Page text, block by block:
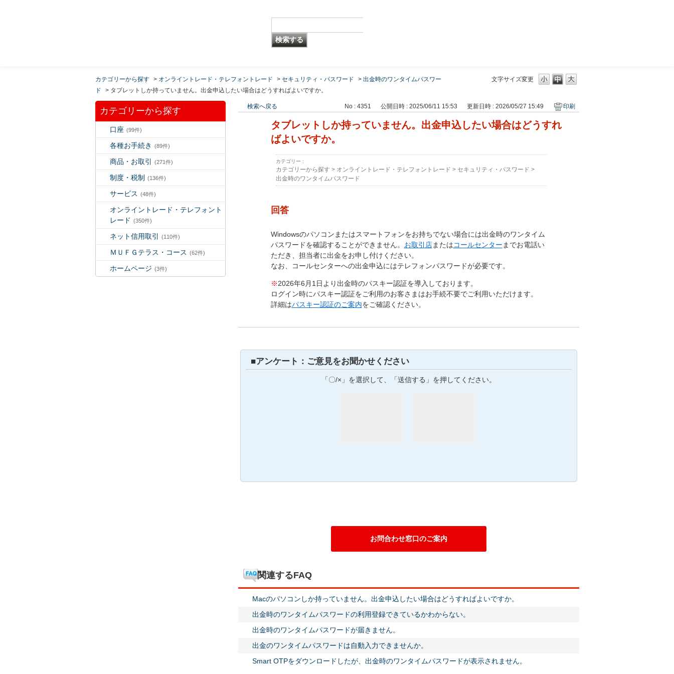
文字サイズ変更
カテゴリーから探す > オンライントレード・テレフォントレード > セキュリティ・パスワード > 出金時のワンタイムパスワー
ド
> タブレットしか持っていません。出金申込したい場合はどうすればよいですか。
カテゴリーから探す
口座 (99件)
各種お手続き (89件)
商品・お取引 (271件)
制度・税制 (136件)
サービス (48件)
オンライントレード・テレフォント
レード (350件)
ネット信用取引 (110件)
ＭＵＦＧテラス・コース (62件)
ホームページ (3件)
検索へ戻る No : 4351 公開日時 : 2025/06/11 15:53 更新日時 : 2026/05/27 15:49 印刷
タブレットしか持っていません。出金申込したい場合はどうすれ
ばよいですか。
カテゴリー :
カテゴリーから探す > オンライントレード・テレフォントレード > セキュリティ・パスワード >
出金時のワンタイムパスワード
回答
Windowsのパソコンまたはスマートフォンをお持ちでない場合には出金時のワンタイム
パスワードを確認することができません。 お取引店またはコールセンター までお電話い
ただき、担当者に出金をお申し付けください。
なお、コールセンターへの出金申込にはテレフォンパスワードが必要です。
※2026年6月1日より出金時のパスキー認証を導入しております。
ログイン時にパスキー認証をご利用のお客さまはお手続不要でご利用いただけます。
詳細はパスキー認証のご案内をご確認ください。
■アンケート：ご意見をお聞かせください
「〇/×」を選択して、「送信する」を押してください。
お問合わせ窓口のご案内
関連するFAQ
Macのパソコンしか持っていません。出金申込したい場合はどうすればよいですか。
出金時のワンタイムパスワードの利用登録できているかわからない。
出金時のワンタイムパスワードが届きません。
出金のワンタイムパスワードは自動入力できませんか。
Smart OTPをダウンロードしたが、出金時のワンタイムパスワードが表示されません。